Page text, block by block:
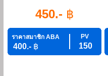
450.- ฿
ราคาสมาชิก ABA PV
400.- ฿ 150